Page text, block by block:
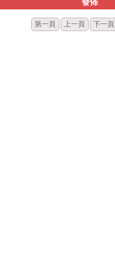
第一頁 上一頁 下一頁